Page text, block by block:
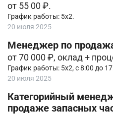
от 55 00 ₽.
График работы: 5х2.
20 июля 2025
Менеджер по
от 70 000 ₽, оклад +
График работы: 5х2, с 8:00 до
20 июля 2025
Категорийный
продаже запасных